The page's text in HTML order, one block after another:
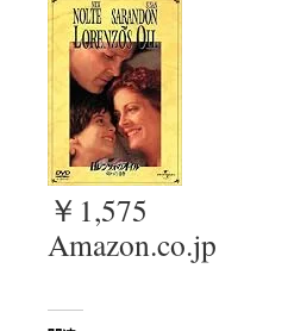
￥1,575
Amazon.co.jp